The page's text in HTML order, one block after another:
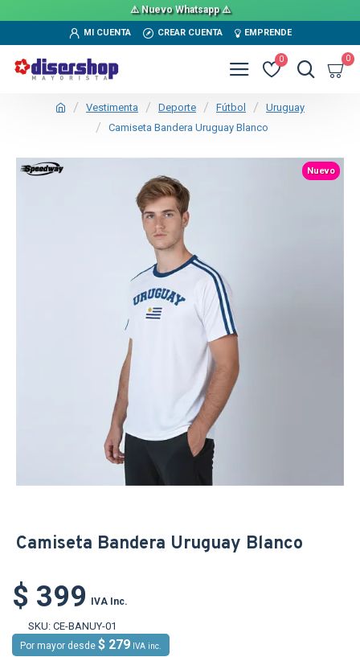
⚠️ Nuevo Whatsapp ⚠️
MI CUENTA CREAR CUENTA EMPRENDE
0 0
Vestimenta Deporte Fútbol
Uruguay
Camiseta Bandera Uruguay Blanco
Nuevo
TEXTTRANSPARENTE
Camiseta Bandera Uruguay Blanco
$ 399 IVA Inc.
SKU: CE-BANUY-01
Por mayor desde $ 279 IVA inc.